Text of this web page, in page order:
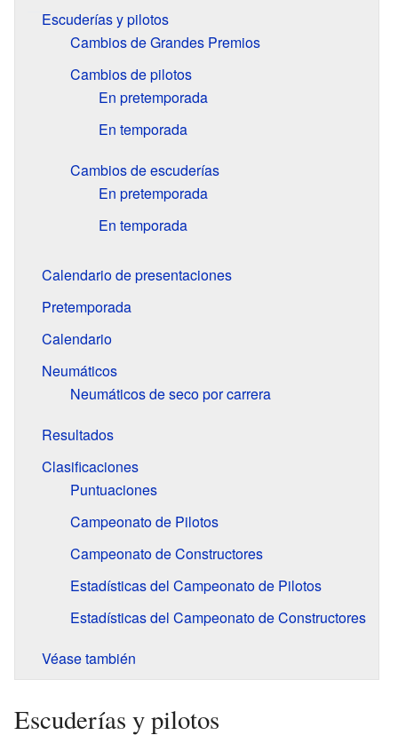
Escuderías y pilotos
Cambios de Grandes Premios
Cambios de pilotos
En pretemporada
En temporada
Cambios de escuderías
En pretemporada
En temporada
Calendario de presentaciones
Pretemporada
Calendario
Neumáticos
Neumáticos de seco por carrera
Resultados
Clasificaciones
Puntuaciones
Campeonato de Pilotos
Campeonato de Constructores
Estadísticas del Campeonato de Pilotos
Estadísticas del Campeonato de Constructores
Véase también
Escuderías y pilotos